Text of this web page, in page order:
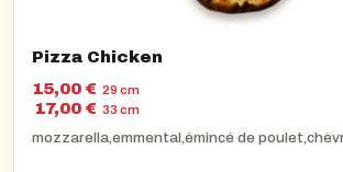
Pizza Chicken
15,00 € 29 cm
17,00 € 33 cm
mozzarella,emmental,émincé de